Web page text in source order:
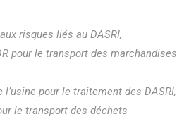
risques liés au DASRI,
pour le transport des marchandises
l’usine pour le traitement des DASRI,
le transport des déchets